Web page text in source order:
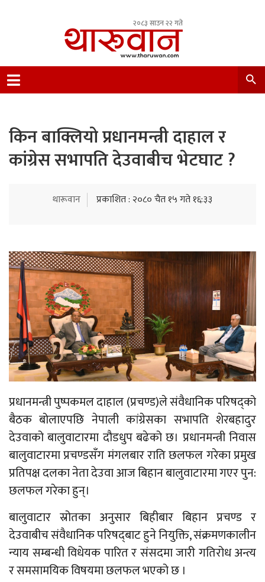
२०८३ साउन २२ गते
Nepal.
किन बाक्लियो प्रधानमन्त्री दाहाल र
कांग्रेस सभापति देउवाबीच भेटघाट ?
थारूवान प्रकाशित : २०८० चैत १५ गते १६:३३
प्रधानमन्त्री पुष्पकमल दाहाल (प्रचण्ड)ले संवैधानिक परिषद्को
बैठक बोलाएपछि नेपाली कांग्रेसका सभापति शेरबहादुर
देउवाको बालुवाटारमा दौडधुप बढेको छ। प्रधानमन्त्री निवास
बालुवाटारमा प्रचण्डसँग मंगलबार राति छलफल गरेका प्रमुख
प्रतिपक्ष दलका नेता देउवा आज बिहान बालुवाटारमा गएर पुन:
छलफल गरेका हुन्।
बालुवाटार स्रोतका अनुसार बिहीबार बिहान प्रचण्ड र
देउवाबीच संवैधानिक परिषद्‍बाट हुने नियुक्ति, संक्रमणकालीन
न्याय सम्बन्धी विधेयक पारित र संसदमा जारी गतिरोध अन्त्य
र समसामयिक विषयमा छलफल भएको छ ।